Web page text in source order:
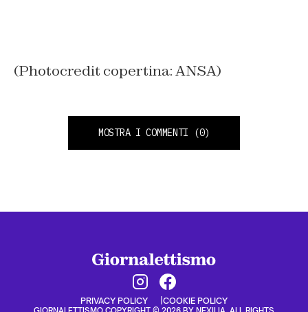
(Photocredit copertina: ANSA)
MOSTRA I COMMENTI (0)
PRIVACY POLICY COOKIE POLICY